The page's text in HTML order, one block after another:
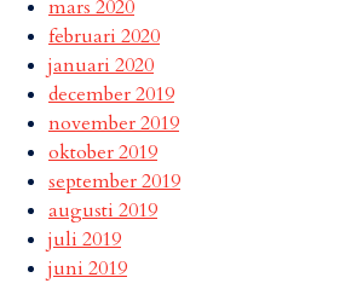
mars 2020
februari 2020
januari 2020
december 2019
november 2019
oktober 2019
september 2019
augusti 2019
juli 2019
juni 2019